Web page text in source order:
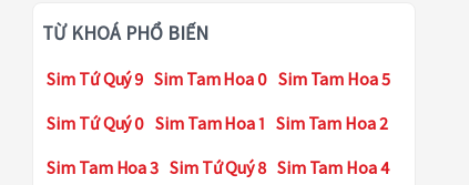
TỪ KHOÁ PHỔ BIẾN
Sim Tứ Quý 9 Sim Tam Hoa 0 Sim Tam Hoa 5
Sim Tứ Quý 0 Sim Tam Hoa 1 Sim Tam Hoa 2
Sim Tam Hoa 3 Sim Tứ Quý 8 Sim Tam Hoa 4